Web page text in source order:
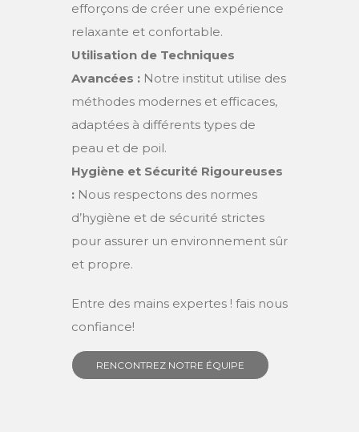
efforçons de créer une expérience
relaxante et confortable.
Utilisation de Techniques
Avancées : Notre institut utilise des
méthodes modernes et efficaces,
adaptées à différents types de
peau et de poil.
Hygiène et Sécurité Rigoureuses
: Nous respectons des normes
d’hygiène et de sécurité strictes
pour assurer un environnement sûr
et propre.
Entre des mains expertes ! fais nous
confiance!
RENCONTREZ NOTRE ÉQUIPE